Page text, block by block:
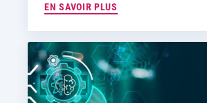
EN SAVOIR PLUS